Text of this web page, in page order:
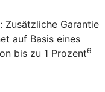
Zusätzliche Garantie
auf Basis eines
bis zu 1 Prozent6